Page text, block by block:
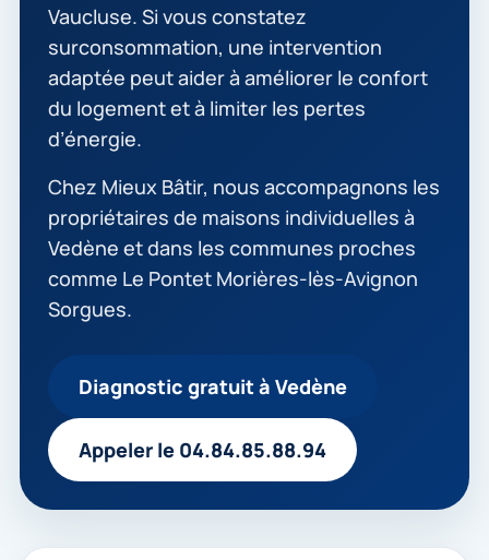
Vaucluse. Si vous constatez
surconsommation, une intervention
adaptée peut aider à améliorer le confort
du logement et à limiter les pertes
d’énergie.
Chez Mieux Bâtir, nous accompagnons les
propriétaires de maisons individuelles à
Vedène et dans les communes proches
comme Le Pontet Morières-lès-Avignon
Sorgues.
Diagnostic gratuit à Vedène
Appeler le 04.84.85.88.94